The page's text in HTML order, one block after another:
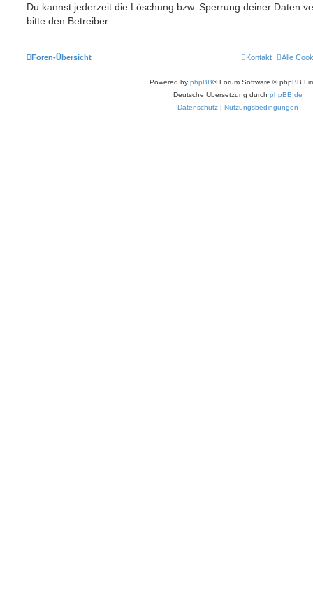
Du kannst jederzeit die Löschung bzw. Sperrung deiner Daten
bitte den Betreiber.
Foren-Übersicht Alle
Kontakt
Powered by phpBB® Forum Software © phpBB
Deutsche Übersetzung durch phpBB.de
Datenschutz
Nutzungsbedingungen